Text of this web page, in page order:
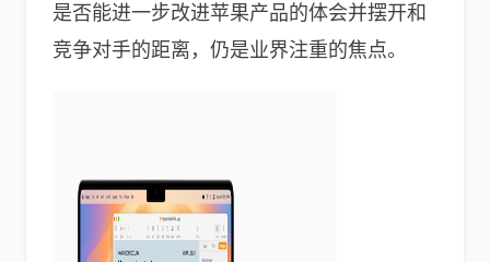
是否能进一步改进苹果产品的体会并摆开和
竞争对手的距离，仍是业界注重的焦点。